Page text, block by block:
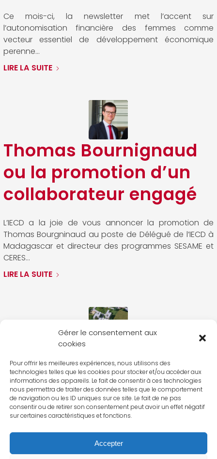
Gérer le consentement aux
cookies
Pour offrir les meilleures expériences, nous utilisons des
technologies telles que les cookies pour stocker et/ou accéder aux
informations des appareils. Le fait de consentir à ces technologies
nous permettra de traiter des données telles que le comportement
de navigation ou les ID uniques sur ce site. Le fait de ne pas
consentir ou de retirer son consentement peut avoir un effet négatif
sur certaines caractéristiques et fonctions.
Accepter
Ce mois-ci, la newsletter met l’accent sur
l’autonomisation financière des femmes comme
vecteur essentiel de développement économique
perenne…
LIRE LA SUITE
Thomas Bournignaud
ou la promotion d’un
collaborateur engagé
L’IECD a la joie de vous annoncer la promotion de
Thomas Bourgninaud au poste de Délégué de l’IECD à
Madagascar et directeur des programmes SESAME et
CERES…
LIRE LA SUITE
Inauguration du
nouveau centre de
formation SESAME à
Madagascar
Le nouveau campus SESAME permet d’accueillir 120